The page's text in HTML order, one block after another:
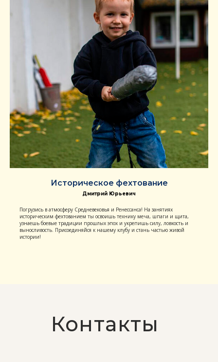
Историческое фехтование
Дмитрий Юрьевич
Погрузись в атмосферу Средневековья и Ренессанса! На занятиях
историческим фехтованием ты освоишь технику меча, шпаги и щита,
узнаешь боевые традиции прошлых эпох и укрепишь силу, ловкость и
выносливость. Присоединяйся к нашему клубу и стань частью живой
истории!